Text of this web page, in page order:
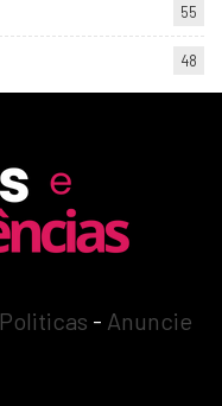
55
48
Politicas - Anuncie